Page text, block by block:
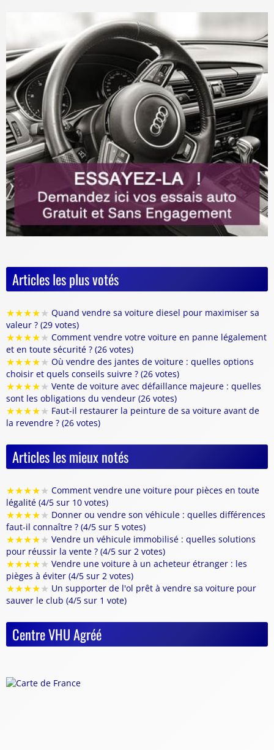
Articles les plus votés
★★★★★ Quand vendre sa voiture diesel pour maximiser sa
valeur ? (29 votes)
★★★★★ Comment vendre votre voiture en panne légalement
et en toute sécurité ? (26 votes)
★★★★★ Où vendre des jantes de voiture : quelles options
choisir et quels conseils suivre ? (26 votes)
★★★★★ Vente de voiture avec défaillance majeure : quelles
sont les obligations du vendeur (26 votes)
★★★★★ Faut-il restaurer la peinture de sa voiture avant de
la revendre ? (26 votes)
Articles les mieux notés
★★★★★ Comment vendre une voiture pour pièces en toute
légalité (4/5 sur 10 votes)
★★★★★ Donner ou vendre son véhicule : quelles différences
faut-il connaître ? (4/5 sur 5 votes)
★★★★★ Vendre un véhicule immobilisé : quelles solutions
pour réussir la vente ? (4/5 sur 2 votes)
★★★★★ Vendre une voiture à un acheteur étranger : les
pièges à éviter (4/5 sur 2 votes)
★★★★★ Un supporter de l'ol prêt à vendre sa voiture pour
sauver le club (4/5 sur 1 vote)
Centre VHU Agréé